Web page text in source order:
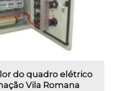
do quadro elétrico
Vila Romana